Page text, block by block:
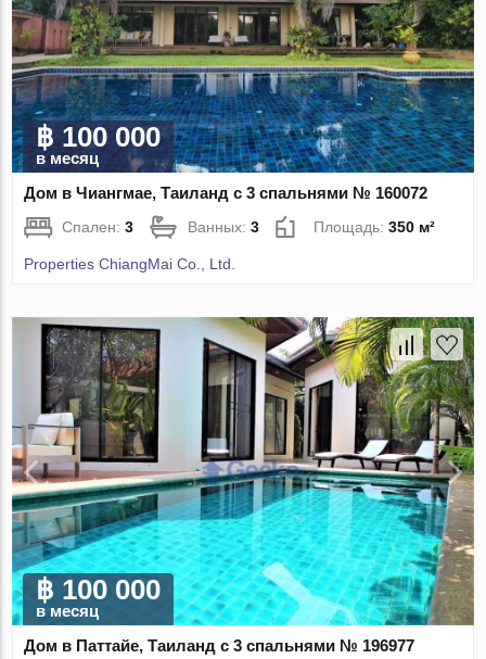
฿ 100 000
в месяц
Дом в Чиангмае, Таиланд с 3 спальнями № 160072
Спален:3 Ванных:3 Площадь:350 м²
Properties ChiangMai Co., Ltd.
฿ 100 000
в месяц
Дом в Паттайе, Таиланд с 3 спальнями № 196977